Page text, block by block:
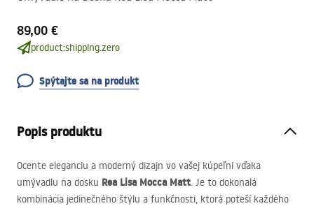
89,00 €
product:shipping.zero
Spýtajte sa na produkt
Popis produktu
Ocente eleganciu a moderný dizajn vo vašej kúpeľni vďaka
umývadlu na dosku Rea Lisa Mocca Matt. Je to dokonalá
kombinácia jedinečného štýlu a funkčnosti, ktorá poteší každého